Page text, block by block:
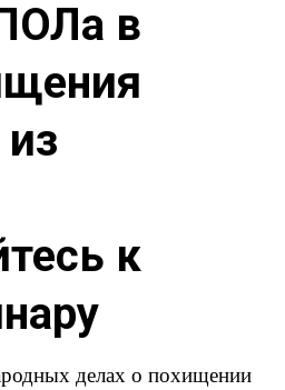
в
к
делах о похищении